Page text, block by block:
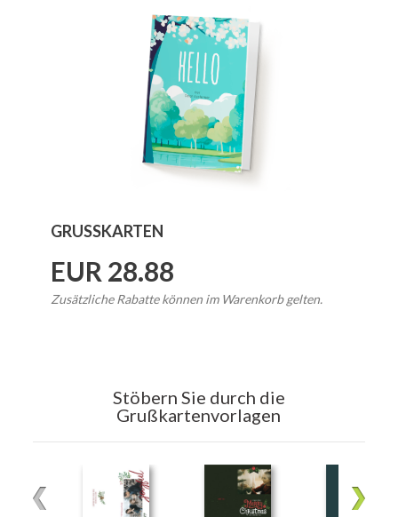
GRUSSKARTEN
EUR 28.88
Zusätzliche Rabatte können im Warenkorb gelten.
Stöbern Sie durch die
Grußkartenvorlagen